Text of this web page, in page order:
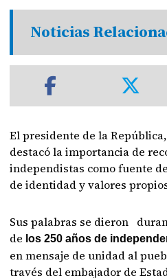
Noticias
El presidente de la
destacó la importancia de
independistas como fuente
de identidad y valores
Sus palabras se dieron
de los 250 años de
en mensaje de unidad al
través del embajador de